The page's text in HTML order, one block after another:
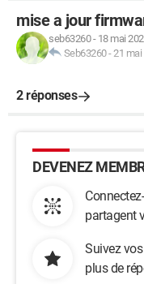
mise a jour
seb63260- 18 mai
Seb63260-21 mai
2 réponses
DEVENEZ
partagent
Suivez
plus de